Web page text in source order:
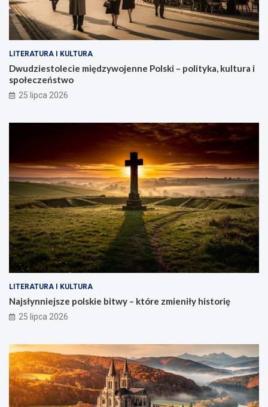
LITERATURA I KULTURA
Dwudziestolecie międzywojenne Polski – polityka, kultura i
społeczeństwo
25 lipca 2026
LITERATURA I KULTURA
Najsłynniejsze polskie bitwy – które zmieniły historię
25 lipca 2026